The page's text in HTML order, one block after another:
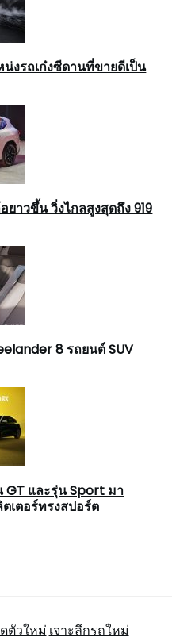
งรถเก๋งซีดานที่ขายดีเป็น
าวขึ้น วิ่งไกลสูงสุดถึง 919
8 รถยนต์ SUV
GT และรุ่น Sport มา
เตอร์ทรงสปอร์ต
ตัวใหม่ เจาะลึกรถใหม่